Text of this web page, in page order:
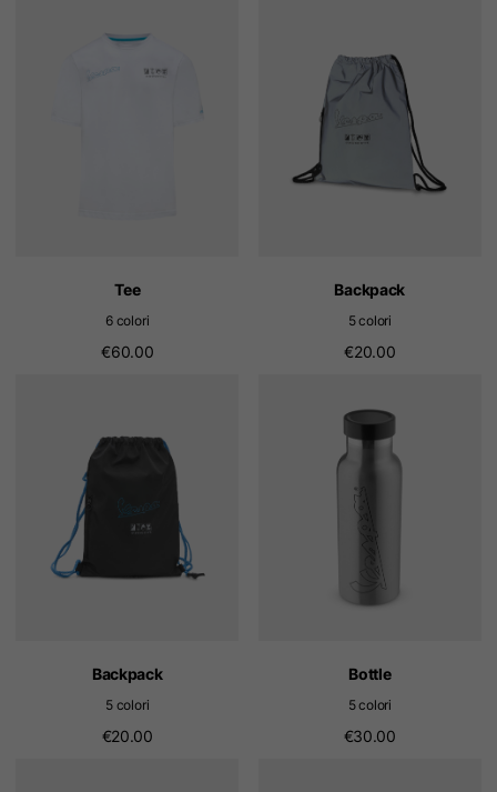
Tee
6 colori
€60.00
Backpack
5 colori
€20.00
Backpack
5 colori
€20.00
Bottle
5 colori
€30.00